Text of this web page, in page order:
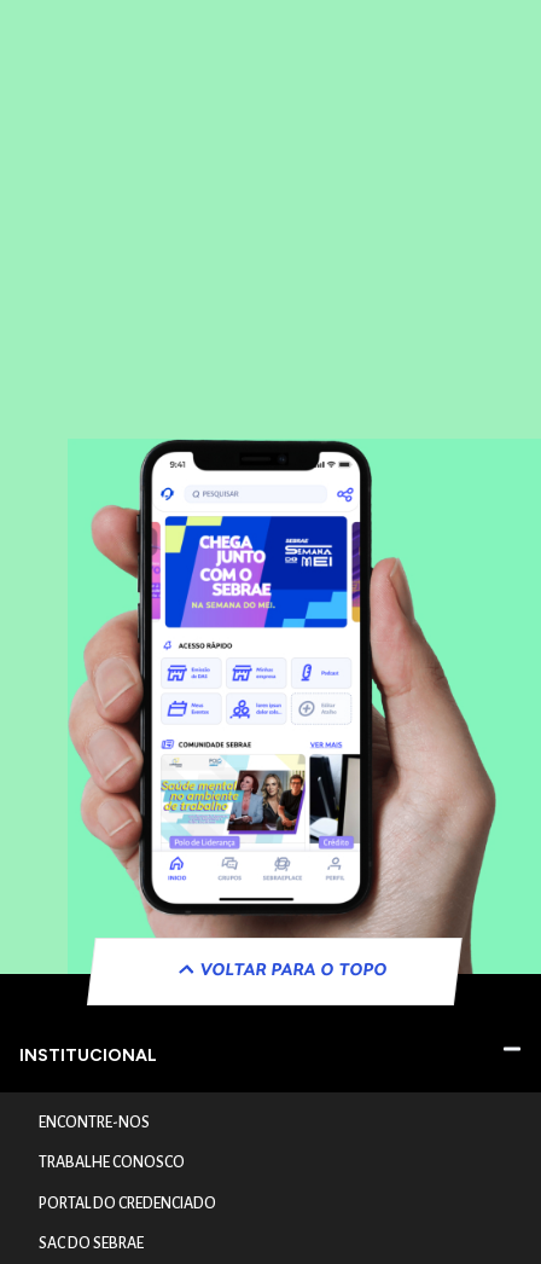
VOLTAR PARA O TOPO
INSTITUCIONAL
ENCONTRE-NOS
TRABALHE CONOSCO
PORTAL DO CREDENCIADO
SAC DO SEBRAE